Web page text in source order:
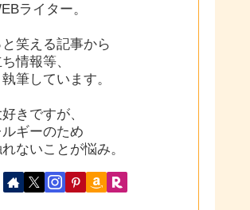
ライター。
笑える記事から
情報等、
筆しています。
きですが、
ギーのため
ないことが悩み。